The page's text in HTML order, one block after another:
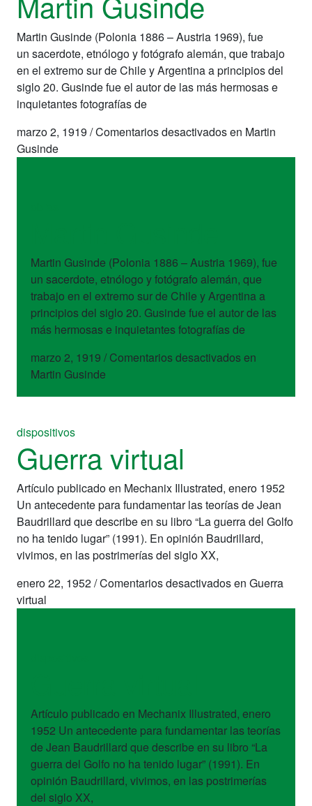
Martin Gusinde (Polonia 1886 – Austria 1969), fue
un sacerdote, etnólogo y fotógrafo alemán, que trabajo
en el extremo sur de Chile y Argentina a principios del
siglo 20. Gusinde fue el autor de las más hermosas e
inquietantes fotografías de
marzo 2, 1919 /Comentarios desactivadosen Martin
Gusinde
Martin Gusinde (Polonia 1886 – Austria 1969), fue
un sacerdote, etnólogo y fotógrafo alemán, que
trabajo en el extremo sur de Chile y Argentina a
principios del siglo 20. Gusinde fue el autor de las
más hermosas e inquietantes fotografías de
marzo 2, 1919 / Comentarios desactivadosen
Martin Gusinde
dispositivos
Guerra virtual
Artículo publicado en Mechanix Illustrated, enero 1952
Un antecedente para fundamentar las teorías de Jean
Baudrillard que describe en su libro “La guerra del Golfo
no ha tenido lugar” (1991). En opinión Baudrillard,
vivimos, en las postrimerías del siglo XX,
enero 22, 1952/Comentarios desactivadosen Guerra
virtual
Artículo publicado en Mechanix Illustrated, enero
1952 Un antecedente para fundamentar las teorías
de Jean Baudrillard que describe en su libro “La
guerra del Golfo no ha tenido lugar” (1991). En
opinión Baudrillard, vivimos, en las postrimerías
del siglo XX,